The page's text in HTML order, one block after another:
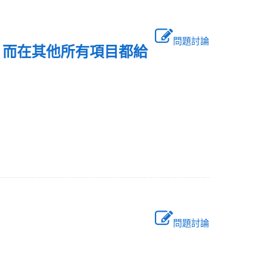
問題討論
在其他所有項目都給
問題討論